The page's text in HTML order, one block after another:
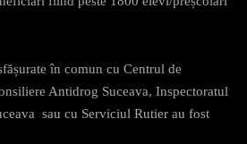
în comun cu Centrul de
Antidrog Suceava, Inspectoratul
sau cu Serviciul Rutier au fost